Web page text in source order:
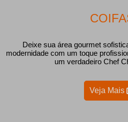
Deixe sua área gourmet
modernidade com um toque
um verdadeiro Chef
Veja Mais